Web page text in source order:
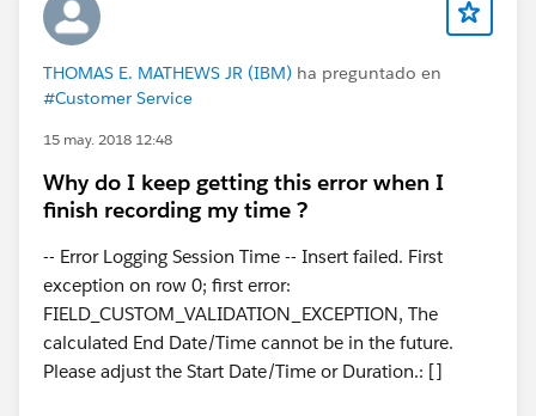
THOMAS E. MATHEWS JR (IBM) ha preguntado en
#Customer Service
15 may. 2018 12:48
Why do I keep getting this error when I
finish recording my time ?
-- Error Logging Session Time -- Insert failed. First
exception on row 0; first error:
FIELD_CUSTOM_VALIDATION_EXCEPTION, The
calculated End Date/Time cannot be in the future.
Please adjust the Start Date/Time or Duration.: []